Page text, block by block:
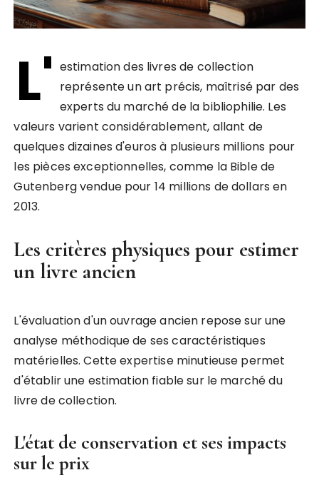
L' estimation des livres de collection
représente un art précis, maîtrisé par des
experts du marché de la bibliophilie. Les
valeurs varient considérablement, allant de
quelques dizaines d'euros à plusieurs millions pour
les pièces exceptionnelles, comme la Bible de
Gutenberg vendue pour 14 millions de dollars en
2013.
Les critères physiques pour estimer
un livre ancien
L'évaluation d'un ouvrage ancien repose sur une
analyse méthodique de ses caractéristiques
matérielles. Cette expertise minutieuse permet
d'établir une estimation fiable sur le marché du
livre de collection.
L'état de conservation et ses impacts
sur le prix